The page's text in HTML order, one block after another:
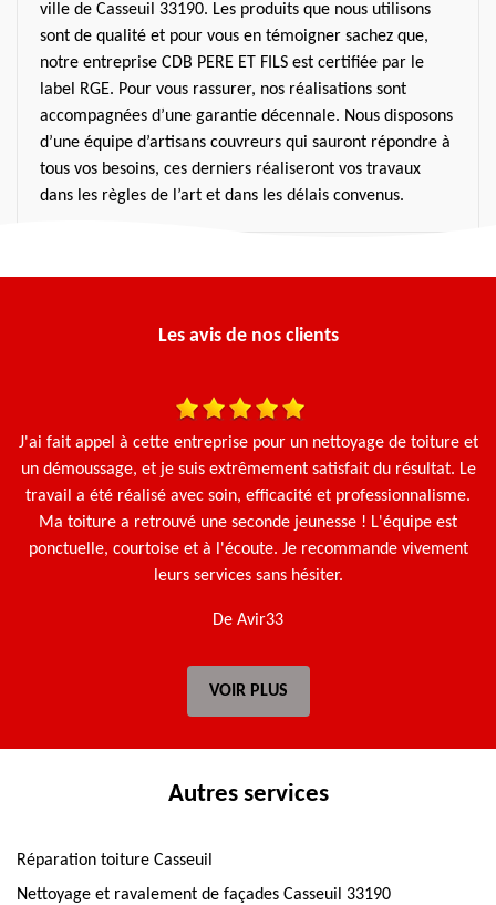
ville de Casseuil 33190. Les produits que nous utilisons
sont de qualité et pour vous en témoigner sachez que,
notre entreprise CDB PERE ET FILS est certifiée par le
label RGE. Pour vous rassurer, nos réalisations sont
accompagnées d’une garantie décennale. Nous disposons
d’une équipe d’artisans couvreurs qui sauront répondre à
tous vos besoins, ces derniers réaliseront vos travaux
dans les règles de l’art et dans les délais convenus.
Les avis de nos clients
J'ai fait appel à cette entreprise pour un nettoyage de toiture et
un démoussage, et je suis extrêmement satisfait du résultat. Le
travail a été réalisé avec soin, efficacité et professionnalisme.
Ma toiture a retrouvé une seconde jeunesse ! L'équipe est
ponctuelle, courtoise et à l'écoute. Je recommande vivement
leurs services sans hésiter.
De Avir33
VOIR PLUS
Autres services
Réparation toiture Casseuil
Nettoyage et ravalement de façades Casseuil 33190